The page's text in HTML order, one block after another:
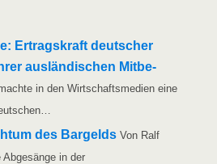
Ertrags­kraft deut­scher
aus­län­di­schen Mit­be­
in den Wirt­schafts­me­di­en eine
des Bar­gelds Von Ralf
in der